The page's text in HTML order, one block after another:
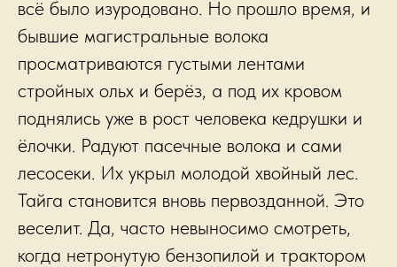
всё было изуродовано. Но прошло время, и
бывшие магистральные волока
просматриваются густыми лентами
стройных ольх и берёз, а под их кровом
поднялись уже в рост человека кедрушки и
ёлочки. Радуют пасечные волока и сами
лесосеки. Их укрыл молодой хвойный лес.
Тайга становится вновь первозданной. Это
веселит. Да, часто невыносимо смотреть,
когда нетронутую бензопилой и трактором